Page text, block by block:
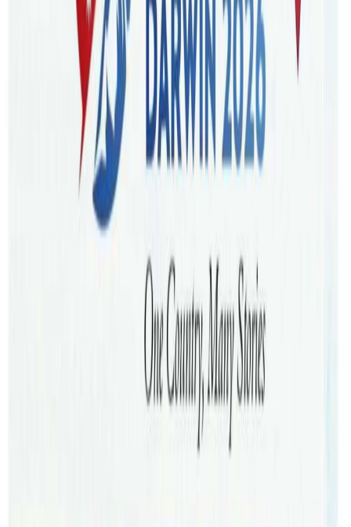
ब्रिजबेन । अष्ट्रेलियाको ब्रिजबेनमा नेपाली नयाँ वर्ष २०८१ को स्वागतमा
लोक दोहोरी कार्यक्रम आयोजना हुने भएको छ । राष्ट्रिय लोक तथा
दोहोरी गीत प्रतिष्ठान अष्ट्रेलिया शाखाले “विदेशी परिवेश,
नेपालीपनको उत्थान कला, सँस्कृतिको सँरक्षण हाम्रो अभियान !”
नारासहित आगामी अप्रिल १२ मा विशेष लोक दोहोरी कार्यक्रमको
आयोजना गर्न लागेको हो ।
नेपाली नयाँ वर्षमा लाईभ दोहोरी मार्फत मनोरञ्जन प्रदान गर्ने, भेटेरै नयाँ
बर्षको शुभकामना आदान प्रदान गर्नेगरी निशुल्क प्रवेश सहित
ब्रिजबेनको स्ट्राथपाईनमा कार्यक्रम गर्न लागिएको कार्यक्रमका
संयोजक तथा राष्ट्रिय लोक तथा दोहोरी गीत प्रतिष्ठान नेपाल अस्ट्रेलिया
शाखाका सचिव प्रकाश सापकोटाले जानकारी दिनुभयो । दोहोरीमा
नेपालबाट आउनुभएका रमेश बी,जी, मधु क्षेत्री, मेक्सम खाति, अमृत
साप्कोता, कोपिला मगर अनि आयोजक समेतका तर्फबाट झलक
पुन,गिता छ्न्त्याल,रमेश खत्री, रन्जन पराजुली, सुमित्रा ढकालको
एनआरएनए अष्ट्रेलिया समेतको सक्रियतामा हुने सांस्कृतिक उत्सवको
प्रायोजन इसान एजुकेसनले गर्दा अष्ट्रेलियामा रहेका धेरै व्यवसायिक